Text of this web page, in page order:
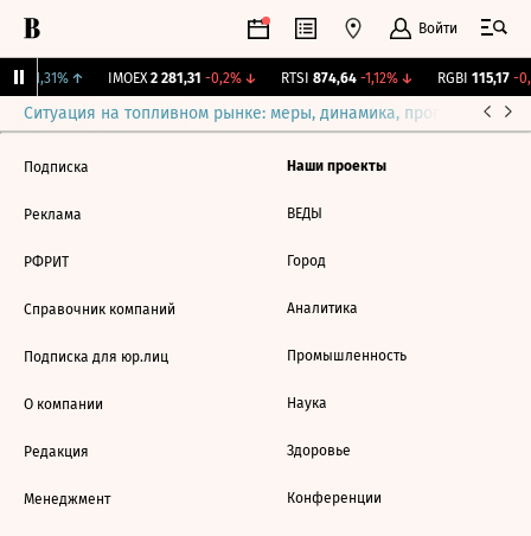
Войти
+1,31%↑ IMOEX 2 281,31 -0,2%↓ RTSI 874,64 -1,12%↓ RGBI 115,17 -
Ситуация на топливном рынке: меры, динамика, прогнозы
Подписка
Реклама
РФРИТ
Справочник компаний
Подписка для юр.лиц
О компании
Редакция
Менеджмент
Наши проекты
ВЕДЫ
Город
Аналитика
Промышленность
Наука
Здоровье
Конференции